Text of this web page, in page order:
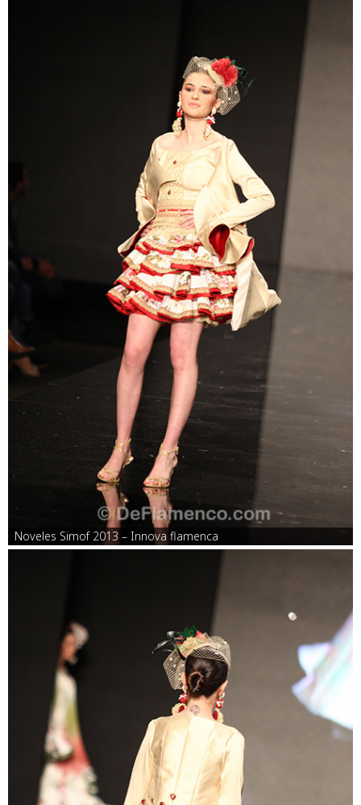
Noveles Simof 2013 – Innova flamenca